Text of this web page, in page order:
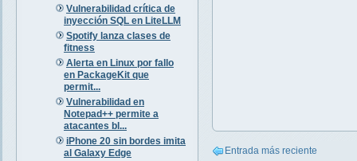
Vulnerabilidad crítica de
inyección SQL en LiteLLM
Spotify lanza clases de
fitness
Alerta en Linux por fallo
en PackageKit que
permit...
Vulnerabilidad en
Notepad++ permite a
atacantes bl...
iPhone 20 sin bordes imita
al Galaxy Edge
Entrada más reciente